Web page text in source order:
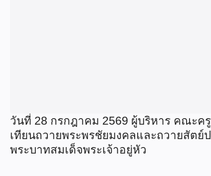
วันที่ 28 กรกฎาคม 2569 ผู้บริหาร คณะค
เทียนถวายพระพรชัยมงคลและถวายสัต
พระบาทสมเด็จพระเจ้าอยู่หัว